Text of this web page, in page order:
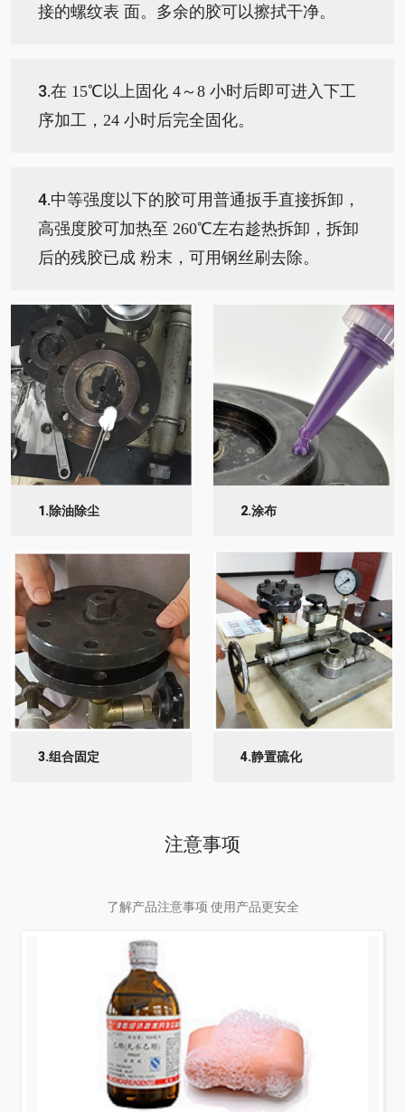
接的螺纹表 面。多余的胶可以擦拭干净。
3.在 15℃以上固化 4～8 小时后即可进入下工
序加工，24 小时后完全固化。
4.中等强度以下的胶可用普通扳手直接拆卸，
高强度胶可加热至 260℃左右趁热拆卸，拆卸
后的残胶已成 粉末，可用钢丝刷去除。
1.除油除尘 2.涂布
3.组合固定 4.静置硫化
注意事项
了解产品注意事项 使用产品更安全